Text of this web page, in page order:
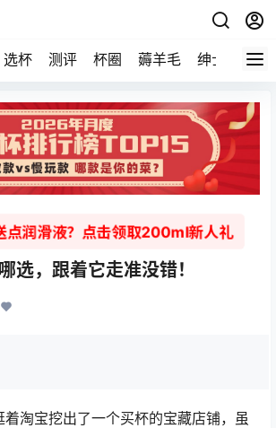
选杯 测评 杯圈 薅羊毛 绅士 视频
点润滑液？点击领取200ml新人礼
选，跟着它走准没错！
淘宝挖出了一个买杯的宝藏店铺，虽